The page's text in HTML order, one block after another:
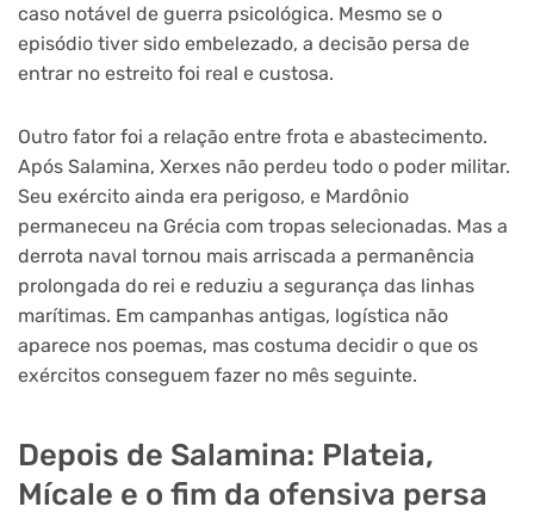
caso notável de guerra psicológica. Mesmo se o
episódio tiver sido embelezado, a decisão persa de
entrar no estreito foi real e custosa.
Outro fator foi a relação entre frota e abastecimento.
Após Salamina, Xerxes não perdeu todo o poder militar.
Seu exército ainda era perigoso, e Mardônio
permaneceu na Grécia com tropas selecionadas. Mas a
derrota naval tornou mais arriscada a permanência
prolongada do rei e reduziu a segurança das linhas
marítimas. Em campanhas antigas, logística não
aparece nos poemas, mas costuma decidir o que os
exércitos conseguem fazer no mês seguinte.
Depois de Salamina: Plateia,
Mícale e o fim da ofensiva persa